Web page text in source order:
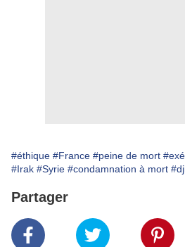
#éthique #France #peine de mort
#Irak #Syrie #condamnation à mort
Partager